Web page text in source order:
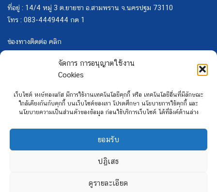
จัดการ การอนุญาตใช้งาน
Cookies
เว็บไซต์ หงษ์ทองแก๊ส มีการใช้งานเทคโนโลยีคุกกี้ หรือ เทคโนโลยีอื่นที่มีลักษณะ
ใกล้เคียงกันกับคุกกี้ บนเว็บไซต์ของเรา โปรดศึกษา นโยบายการใช้คุกกี้ และ
นโยบายความเป็นส่วนตัวของข้อมูล ก่อนใช้บริการเว็บไซต์ ได้ที่ลิงค์ด้านล่าง
ยอมรับ
ปฏิเสธ
ดูรายละเอียด
ที่อยู่ : 14/4 หมู่ 3 ต.ยายชา อ.สามพราน จ.นครปฐม 73110
โทร : 083-4449444 กด 1
ช่องทางติดต่อ คลิก